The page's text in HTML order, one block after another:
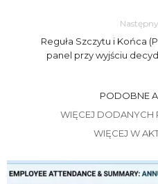
Reguła Szczytu i Końca
panel przy wyjściu
PODOBNE
WIĘCEJ DODANYCH
WIĘCEJ W